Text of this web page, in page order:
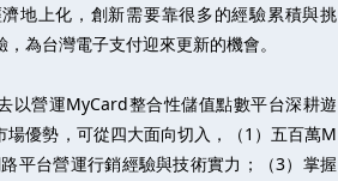
地上化，創新需要靠很多的經驗累積與挑
為台灣電子支付迎來更新的機會。
以營運MyCard整合性儲值點數平台深耕遊
優勢，可從四大面向切入，（1）五百萬M
平台營運行銷經驗與技術實力；（3）掌握